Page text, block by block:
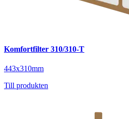
Komfortfilter 310/310-T
443x310mm
Till produkten